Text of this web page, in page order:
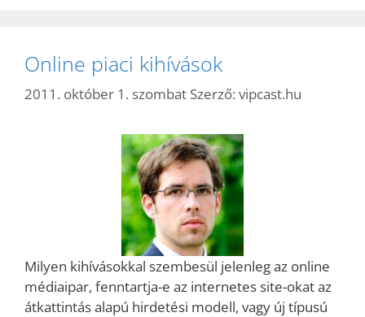
Online piaci kihívások
2011. október 1. szombat Szerző: vipcast.hu
Milyen kihívásokkal szembesül jelenleg az online
médiaipar, fenntartja-e az internetes site-okat az
átkattintás alapú hirdetési modell, vagy új típusú